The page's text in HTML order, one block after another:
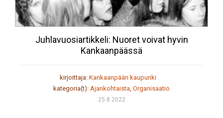
Juhlavuosiartikkeli: Nuoret voivat hyvin
Kankaanpäässä
kirjoittaja: Kankaanpään kaupunki
kategoria(t): Ajankohtaista, Organisaatio
25.8.2022